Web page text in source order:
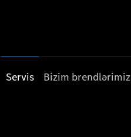
Servis Bizim brendlərimiz